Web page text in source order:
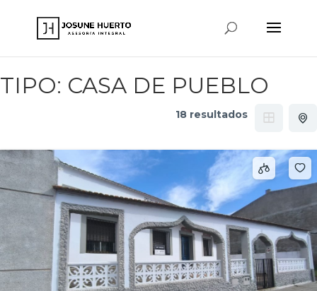
TIPO: CASA DE PUEBLO
18 resultados